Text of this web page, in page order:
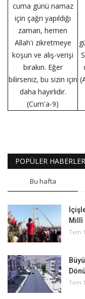
cuma günü namaz
için çağrı yapıldığı
zaman, hemen
Allah'ı zikretmeye
koşun ve alış-verişi
bırakın. Eğer
bilirseniz, bu sizin için
daha hayırlıdır.
(Cum'a-9)
POPÜLER HABERLER
Bu hafta
Millî
Tem
Tem